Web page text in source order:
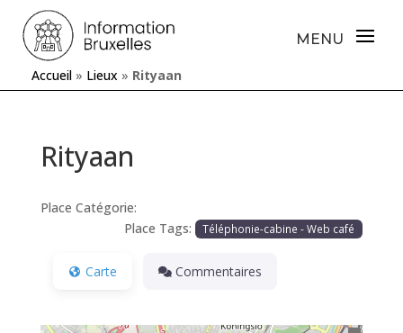
Accueil » Lieux » Rityaan
Rityaan
Place Catégorie:
Place Tags:
Téléphonie-cabine - Web café
Carte Commentaires